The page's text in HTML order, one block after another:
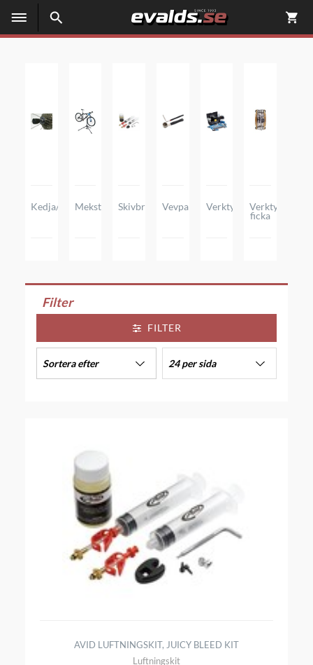
Kedja/kassettMekställ SkivbromsarVevparti/vevlagerVerktygsboxar
Verktyg,
ficka
Filter
FILTER
Sortera efter 24 per sida
AVID LUFTNINGSKIT, JUICY BLEED KIT
Luftningskit